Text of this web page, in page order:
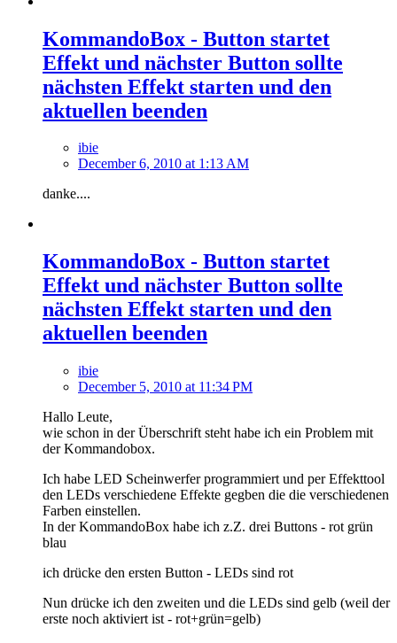
KommandoBox - Button startet
Effekt und nächster Button sollte
nächsten Effekt starten und den
aktuellen beenden
ibie
December 6, 2010 at 1:13 AM
danke....
KommandoBox - Button startet
Effekt und nächster Button sollte
nächsten Effekt starten und den
aktuellen beenden
ibie
December 5, 2010 at 11:34 PM
Hallo Leute,
wie schon in der Überschrift steht habe ich ein Problem mit
der Kommandobox.
Ich habe LED Scheinwerfer programmiert und per Effekttool
den LEDs verschiedene Effekte gegben die die verschiedenen
Farben einstellen.
In der KommandoBox habe ich z.Z. drei Buttons - rot grün
blau
ich drücke den ersten Button - LEDs sind rot
Nun drücke ich den zweiten und die LEDs sind gelb (weil der
erste noch aktiviert ist - rot+grün=gelb)